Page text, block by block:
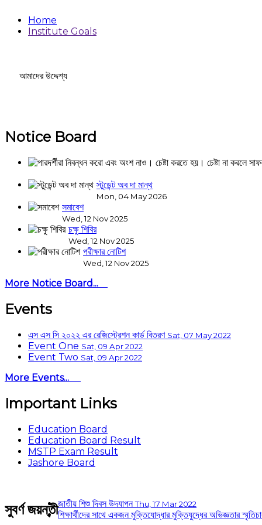
Home
Institute Goals
আমাদের উদ্দেশ্য
Notice Board
স্টুডেন্ট অব দা মান্থ
Mon, 04 May 2026
সমাবেশ
Wed, 12 Nov 2025
চক্ষু শিবির
Wed, 12 Nov 2025
পরীক্ষার নোটিশ
Wed, 12 Nov 2025
More Notice Board...
Events
এস এস সি ২০২২ এর রেজিস্ট্রেশন কার্ড বিতরণ Sat, 07 May 2022
Event One Sat, 09 Apr 2022
Event Two Sat, 09 Apr 2022
More Events...
Important Links
Education Board
Education Board Result
MSTP Exam Result
Jashore Board
সুবর্ণ জয়ন্তীজাতীয় শিশু দিবস উদযাপনThu, 17 Mar 2022
শিক্ষার্থীদের সাথে একজন মুক্তিযোদ্ধার মুক্তিযুদ্ধের অভিজ্ঞতার